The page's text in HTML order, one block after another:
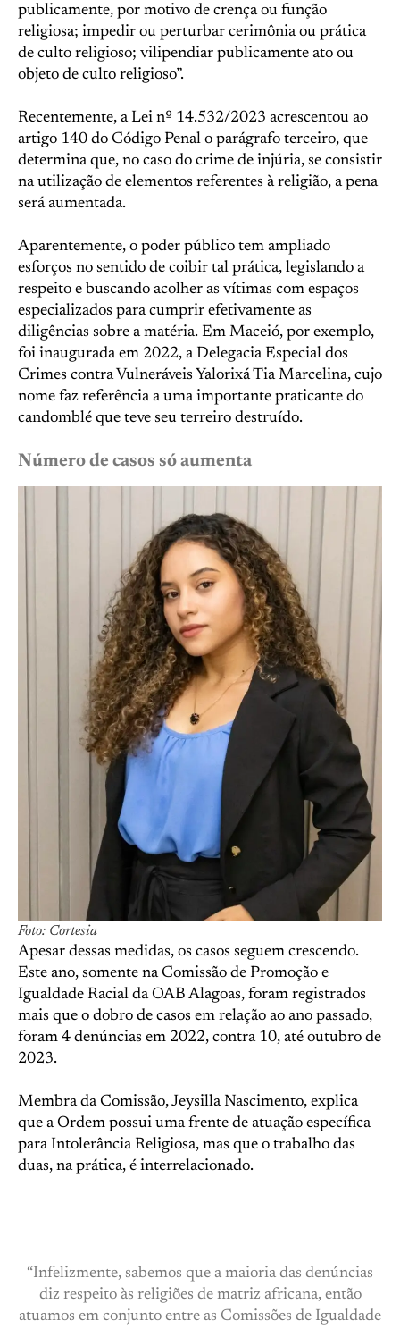
publicamente, por motivo de crença ou função
religiosa; impedir ou perturbar cerimônia ou prática
de culto religioso; vilipendiar publicamente ato ou
objeto de culto religioso”.
Recentemente, a Lei nº 14.532/2023 acrescentou ao
artigo 140 do Código Penal o parágrafo terceiro, que
determina que, no caso do crime de injúria, se consistir
na utilização de elementos referentes à religião, a pena
será aumentada.
Aparentemente, o poder público tem ampliado
esforços no sentido de coibir tal prática, legislando a
respeito e buscando acolher as vítimas com espaços
especializados para cumprir efetivamente as
diligências sobre a matéria. Em Maceió, por exemplo,
foi inaugurada em 2022, a Delegacia Especial dos
Crimes contra Vulneráveis Yalorixá Tia Marcelina, cujo
nome faz referência a uma importante praticante do
candomblé que teve seu terreiro destruído.
Número de casos só aumenta
Foto: Cortesia
Apesar dessas medidas, os casos seguem crescendo.
Este ano, somente na Comissão de Promoção e
Igualdade Racial da OAB Alagoas, foram registrados
mais que o dobro de casos em relação ao ano passado,
foram 4 denúncias em 2022, contra 10, até outubro de
2023.
Membra da Comissão, Jeysilla Nascimento, explica
que a Ordem possui uma frente de atuação específica
para Intolerância Religiosa, mas que o trabalho das
duas, na prática, é interrelacionado.
“Infelizmente, sabemos que a maioria das denúncias
diz respeito às religiões de matriz africana, então
atuamos em conjunto entre as Comissões de Igualdade